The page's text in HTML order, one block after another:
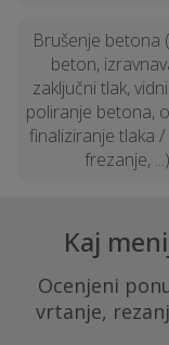
Brušenje betona
beton,
zaključni tlak,
poliranje betona,
finaliziranje tlaka
frezanje, ...)
Kaj
Ocenjeni
vrtanje,